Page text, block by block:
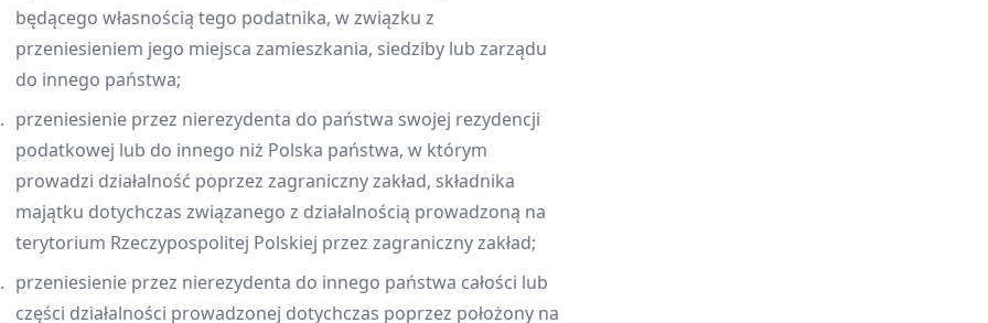
będącego własnością tego podatnika, w związku z
przeniesieniem jego miejsca zamieszkania, siedziby lub zarządu
do innego państwa;
przeniesienie przez nierezydenta do państwa swojej rezydencji
podatkowej lub do innego niż Polska państwa, w którym
prowadzi działalność poprzez zagraniczny zakład, składnika
majątku dotychczas związanego z działalnością prowadzoną na
terytorium Rzeczypospolitej Polskiej przez zagraniczny zakład;
przeniesienie przez nierezydenta do innego państwa całości lub
części działalności prowadzonej dotychczas poprzez położony na